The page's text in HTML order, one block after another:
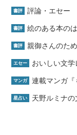
書評 評論・エセー
書評 絵のある本の
書評 親御さんのた
エセー おいしい文
マンガ 連載マンガ
星占い 天野ルミナ